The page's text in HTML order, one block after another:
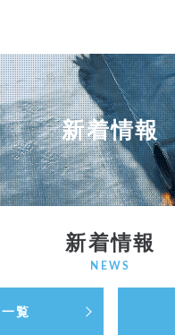
新着情報
新着情報
NEWS
一覧